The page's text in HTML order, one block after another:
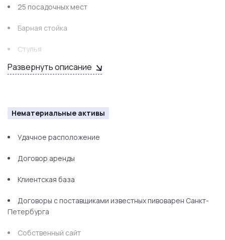
25 посадочных мест
Барная стойка
Стулья
Столы
ТВ
Игровые приставки
Неоновая вывеска
Развернуть описание
Нематериальные активы
Удачное расположение
Договор аренды
Клиентская база
Договоры с поставщиками известных пивоварен Санкт-
Петербурга
Собственный сайт